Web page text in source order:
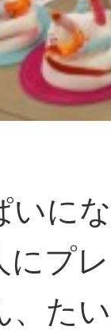
いに
にプ
、た